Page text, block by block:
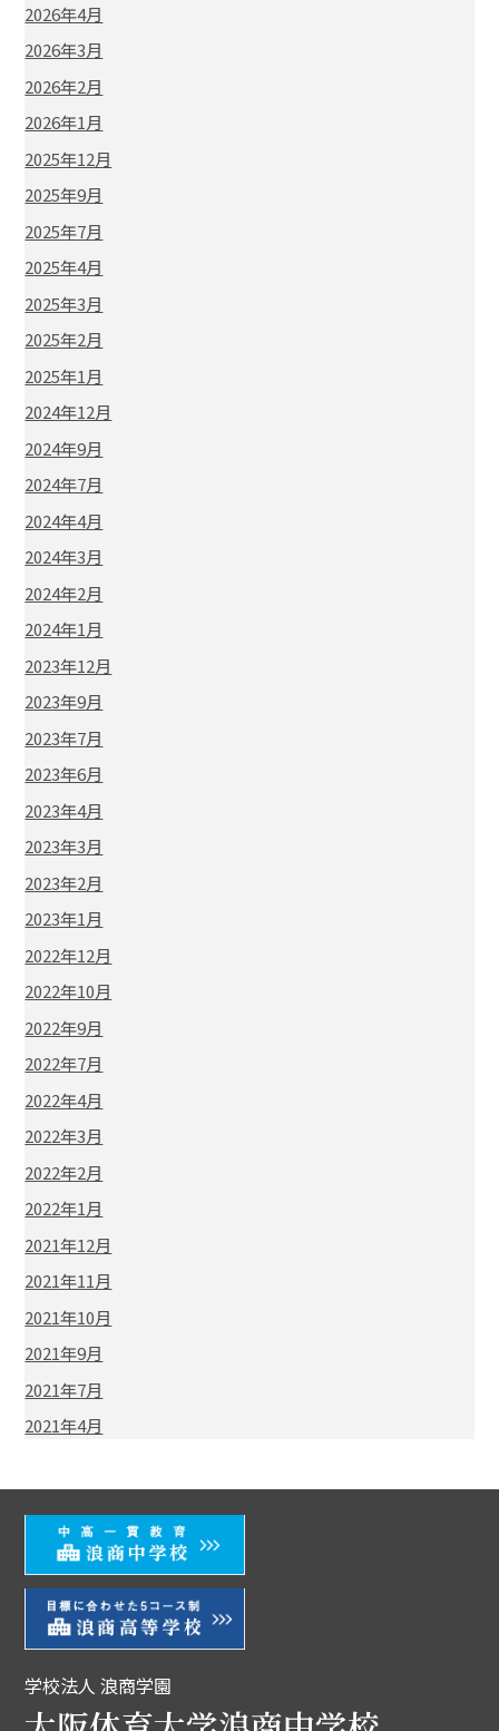
2026年4月
2026年3月
2026年2月
2026年1月
2025年12月
2025年9月
2025年7月
2025年4月
2025年3月
2025年2月
2025年1月
2024年12月
2024年9月
2024年7月
2024年4月
2024年3月
2024年2月
2024年1月
2023年12月
2023年9月
2023年7月
2023年6月
2023年4月
2023年3月
2023年2月
2023年1月
2022年12月
2022年10月
2022年9月
2022年7月
2022年4月
2022年3月
2022年2月
2022年1月
2021年12月
2021年11月
2021年10月
2021年9月
2021年7月
2021年4月
学校法人 浪商学園